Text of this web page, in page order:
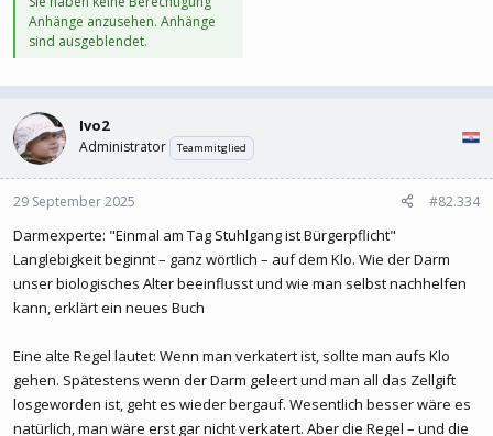
Anhänge anzusehen. Anhänge
sind ausgeblendet.
Ivo2
Administrator Teammitglied
29 September 2025 #82.334
Darmexperte: "Einmal am Tag Stuhlgang ist Bürgerpflicht"
Langlebigkeit beginnt – ganz wörtlich – auf dem Klo. Wie der Darm
unser biologisches Alter beeinflusst und wie man selbst nachhelfen
kann, erklärt ein neues Buch
Eine alte Regel lautet: Wenn man verkatert ist, sollte man aufs Klo
gehen. Spätestens wenn der Darm geleert und man all das Zellgift
losgeworden ist, geht es wieder bergauf. Wesentlich besser wäre es
natürlich, man wäre erst gar nicht verkatert. Aber die Regel – und die